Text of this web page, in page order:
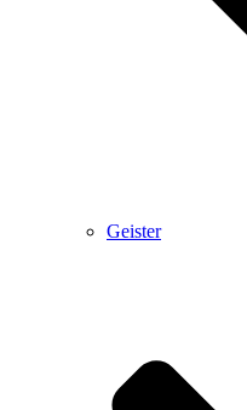
Geister